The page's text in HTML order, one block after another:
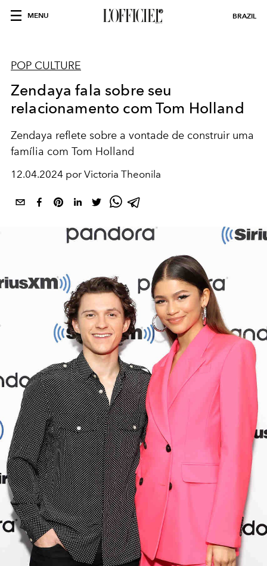
MENU BRAZIL
POP CULTURE
Zendaya fala sobre seu
relacionamento com Tom Holland
Zendaya reflete sobre a vontade de construir uma
família com Tom Holland
12.04.2024 por Victoria Theonila